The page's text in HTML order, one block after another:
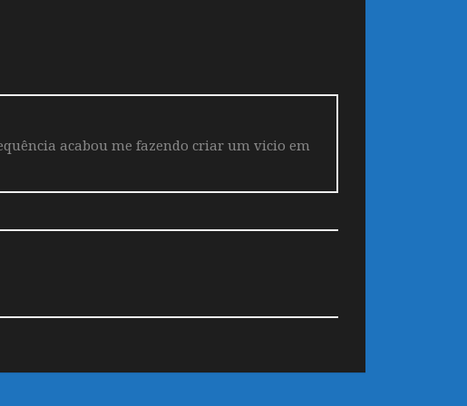
acabou me fazendo criar um vicio em